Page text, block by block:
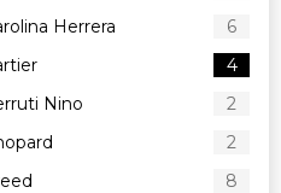
Herrera
6
4
Nino
2
2
8